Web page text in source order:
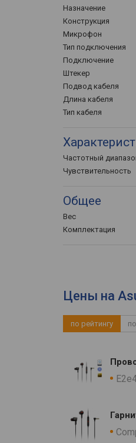
Назначение
Конструкция
Микрофон
Тип подключения
Подключение
Штекер
Подвод кабеля
Длина кабеля
Тип кабеля
Частотный
Чувствительность
Общее
Вес
Комплектация
Цены на
по рейтингу